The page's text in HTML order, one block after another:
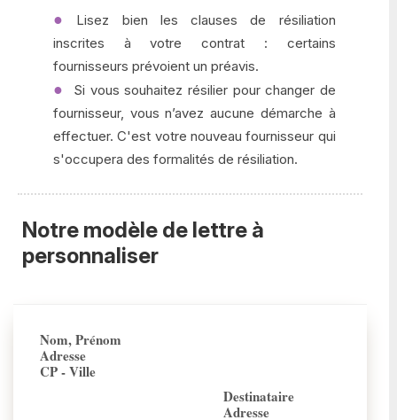
Lisez bien les clauses de résiliation
inscrites à votre contrat : certains
fournisseurs prévoient un préavis.
Si vous souhaitez résilier pour changer de
fournisseur, vous n’avez aucune démarche à
effectuer. C'est votre nouveau fournisseur qui
s'occupera des formalités de résiliation.
Notre modèle de lettre à
personnaliser
Nom, Prénom
Adresse
CP - Ville
Destinataire
Adresse